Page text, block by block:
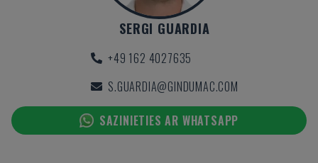
SERGI GUARDIA
+49 162 4027635
S.GUARDIA@GINDUMAC.COM
SAZINIETIES AR WHATSAPP